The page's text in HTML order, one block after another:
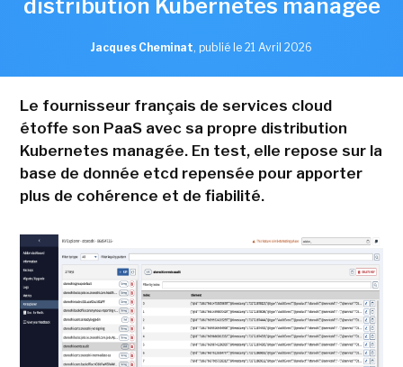
distribution Kubernetes managée
Jacques Cheminat, publié le 21 Avril 2026
Le fournisseur français de services cloud
étoffe son PaaS avec sa propre distribution
Kubernetes managée. En test, elle repose sur la
base de donnée etcd repensée pour apporter
plus de cohérence et de fiabilité.